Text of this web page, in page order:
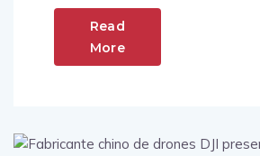
Read
More